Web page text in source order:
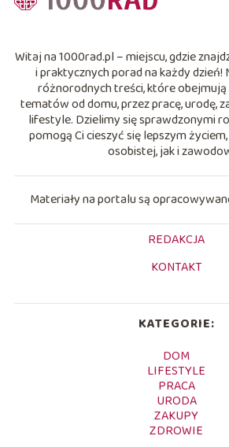
Witaj na 1000rad.pl – miejscu, gdzie
i praktycznych porad na każdy dzień!
różnorodnych treści, które
tematów od domu, przez pracę, urodę,
lifestyle. Dzielimy się sprawdzonymi
pomogą Ci cieszyć się lepszym
osobistej, jak i
Materiały na portalu są
REDAKCJA
KONTAKT
KATEGORIE:
DOM
LIFESTYLE
PRACA
URODA
ZAKUPY
ZDROWIE